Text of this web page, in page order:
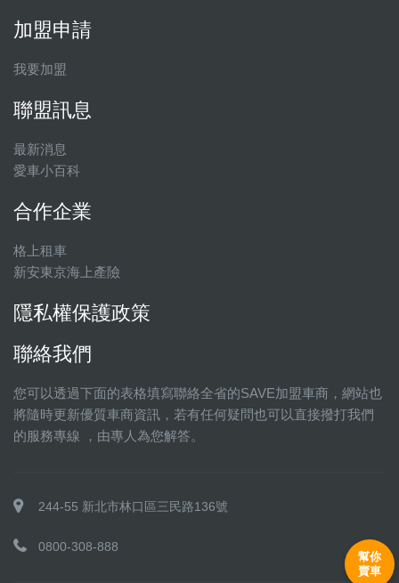
加盟申請
我要加盟
聯盟訊息
最新消息
愛車小百科
合作企業
格上租車
新安東京海上產險
隱私權保護政策
聯絡我們
您可以透過下面的表格填寫聯絡全省的SAVE加盟車商，網站也
將隨時更新優質車商資訊，若有任何疑問也可以直接撥打我們
的服務專線 ，由專人為您解答。
244-55 新北市林口區三民路136號
0800-308-888
幫你
賣車